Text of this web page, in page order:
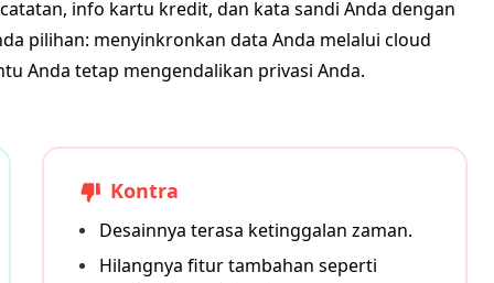
info kartu kredit, dan kata sandi Anda dengan
pilihan: menyinkronkan data Anda melalui cloud
Anda tetap mengendalikan privasi Anda.
Kontra
Desainnya terasa ketinggalan zaman.
Hilangnya fitur tambahan seperti